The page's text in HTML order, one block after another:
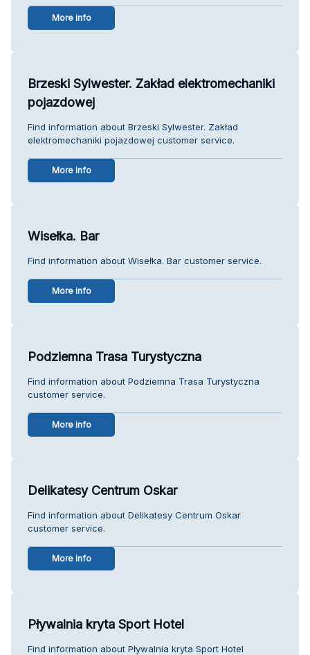
More info
Brzeski Sylwester. Zakład elektromechaniki
pojazdowej
Find information about Brzeski Sylwester. Zakład
elektromechaniki pojazdowej customer service.
More info
Wisełka. Bar
Find information about Wisełka. Bar customer service.
More info
Podziemna Trasa Turystyczna
Find information about Podziemna Trasa Turystyczna
customer service.
More info
Delikatesy Centrum Oskar
Find information about Delikatesy Centrum Oskar
customer service.
More info
Pływalnia kryta Sport Hotel
Find information about Pływalnia kryta Sport Hotel